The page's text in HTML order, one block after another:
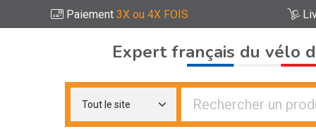
Paiement 3X ou 4X FOIS
Le Marché du Vélo Votre distributeurs de vélo
Expert français du vélo